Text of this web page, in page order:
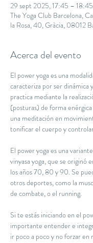
29 sept 2025, 17:45 – 18:45
The Yoga Club Barcelona,
la Rosa, 40, Gràcia, 08012
Acerca del evento
El power yoga es una
caracteriza por ser dinámica
practica mediante la
(posturas) de forma
una meditación en
tonificar el cuerpo y
El power yoga es una
vinyasa yoga, que se originó
los años 70, 80 y 90. Se
otros deportes, como la
de combate, o el running.
Si te estás iniciando en el
importante entender e
ir poco a poco y no forzar